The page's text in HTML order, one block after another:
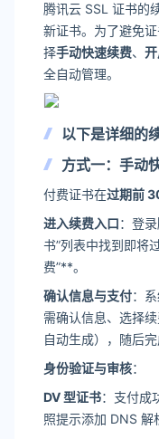
腾讯云 SSL 证书的
新证书。为了避免
择手动快速续费、
全自动管理。
以下是详细的
方式一：手动
付费证书在过期前
进入续费入口：登
书”列表中找到即将
费”**。
确认信息与支付：
需确认信息、选择
自动生成），随后完
身份验证与审核：
DV 型证书：支付成
照提示添加 DNS 解